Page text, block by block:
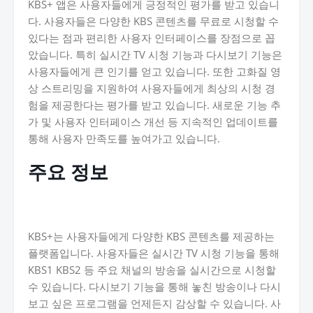
KBS+ 앱은 사용자들에게 긍정적인 평가를 받고 있습니
다. 사용자들은 다양한 KBS 콘텐츠를 무료로 시청할 수
있다는 점과 편리한 사용자 인터페이스를 장점으로 꼽
았습니다. 특히 실시간 TV 시청 기능과 다시보기 기능은
사용자들에게 큰 인기를 얻고 있습니다. 또한 고화질 영
상 스트리밍을 지원하여 사용자들에게 최상의 시청 경
험을 제공한다는 평가를 받고 있습니다. 새로운 기능 추
가 및 사용자 인터페이스 개선 등 지속적인 업데이트를
통해 사용자 만족도를 높여가고 있습니다.
주요 정보
KBS+는 사용자들에게 다양한 KBS 콘텐츠를 제공하는
플랫폼입니다. 사용자들은 실시간 TV 시청 기능을 통해
KBS1 KBS2 등 주요 채널의 방송을 실시간으로 시청할
수 있습니다. 다시보기 기능을 통해 놓친 방송이나 다시
보고 싶은 프로그램을 언제든지 감상할 수 있습니다. 사